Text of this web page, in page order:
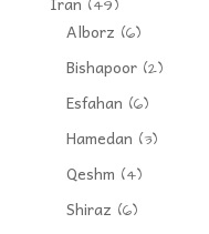
(49)
Alborz (6)
Bishapoor(2)
Esfahan (6)
Hamedan (3)
Qeshm (4)
Shiraz (6)